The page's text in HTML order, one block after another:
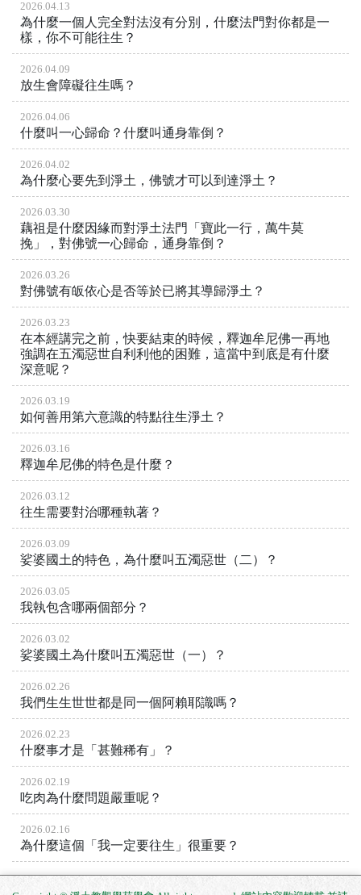
2026.04.13
為什麼一個人完全對法沒有分別，什麼法門對你都是一
樣，你不可能往生？
2026.04.09
放生會障礙往生嗎？
2026.04.06
什麼叫一心歸命？什麼叫通身靠倒？
2026.04.02
為什麼心要先到淨土，佛號才可以到達淨土？
2026.03.30
藕祖是什麼因緣而對淨土法門「寶此一行，萬牛莫
挽」，對佛號一心歸命，通身靠倒？
2026.03.26
對佛號有皈依心是否等於已將其導歸淨土？
2026.03.23
在本經講完之前，快要結束的時候，釋迦牟尼佛一再地
強調在五濁惡世自利利他的困難，這當中到底是有什麼
深意呢？
2026.03.19
如何善用第六意識的特點往生淨土？
2026.03.16
釋迦牟尼佛的特色是什麼？
2026.03.12
往生需要對治哪種執著？
2026.03.09
娑婆國土的特色，為什麼叫五濁惡世（二）？
2026.03.05
我執包含哪兩個部分？
2026.03.02
娑婆國土為什麼叫五濁惡世（一）？
2026.02.26
我們生生世世都是同一個阿賴耶識嗎？
2026.02.23
什麼事才是「甚難稀有」？
2026.02.19
吃肉為什麼問題嚴重呢？
2026.02.16
為什麼這個「我一定要往生」很重要？